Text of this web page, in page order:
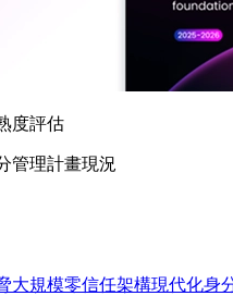
度評估
管理計畫現況
大規模零信任架構現代化身